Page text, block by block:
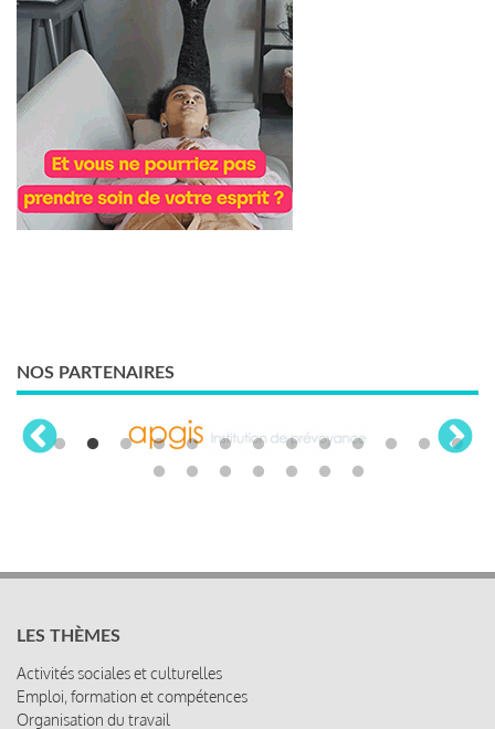
NOS PARTENAIRES
LES THÈMES
Activités sociales et culturelles
Emploi, formation et compétences
Organisation du travail